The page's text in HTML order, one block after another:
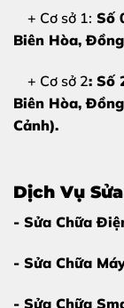
+ Cơ sở 1: Số
Biên Hòa,
+ Cơ sở 2: Số
Biên Hòa,
Cảnh).
Dịch Vụ
- Sửa Chữa
- Sửa Chữa
- Sửa Chữa